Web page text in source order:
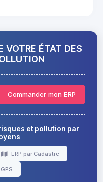
VOTRE ÉTAT DES
Commander mon ERP
et pollution par
ERP par Cadastre